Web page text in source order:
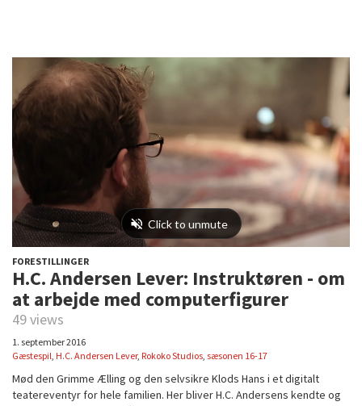
FORESTILLINGER
H.C. Andersen Lever: Instruktøren - om
at arbejde med computerfigurer
49 views
1. september 2016
Gæstespil, H.C. Andersen Lever, Rokoko Studios, sæsonen 16-17
Mød den Grimme Ælling og den selvsikre Klods Hans i et digitalt
teatereventyr for hele familien. Her bliver H.C. Andersens kendte og